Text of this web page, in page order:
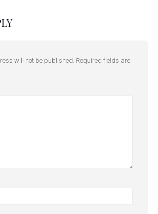
will not be published. Required fields are